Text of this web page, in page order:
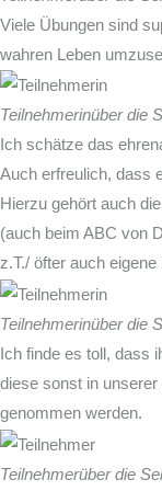
Viele Übungen sind
wahren Leben
Teilnehmerinüber die
Ich schätze das
Auch erfreulich, dass
Hierzu gehört auch
(auch beim ABC von
z.T./ öfter auch
Teilnehmerinüber die
Ich finde es toll, dass
diese sonst in
genommen werden.
Teilnehmerüber die